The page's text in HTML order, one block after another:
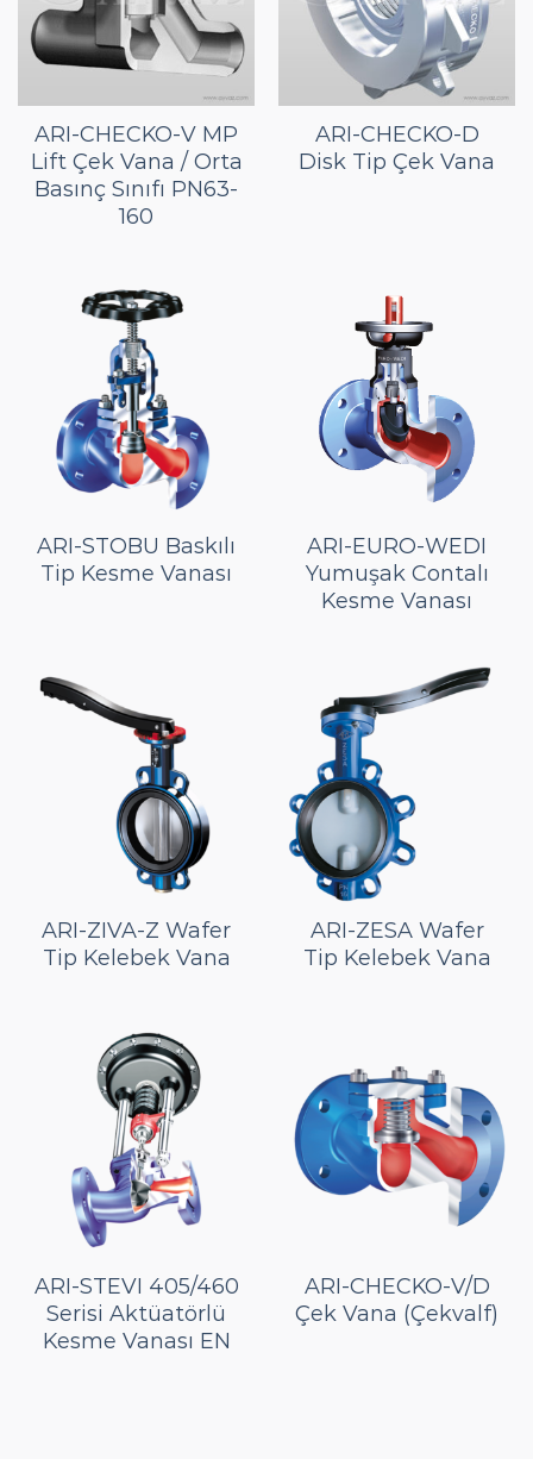
ARI-CHECKO-V MP
Lift Çek Vana / Orta
Basınç Sınıfı PN63-
160
ARI-CHECKO-D
Disk Tip Çek Vana
ARI-STOBU Baskılı
Tip Kesme Vanası
ARI-EURO-WEDI
Yumuşak Contalı
Kesme Vanası
ARI-ZIVA-Z Wafer
Tip Kelebek Vana
ARI-ZESA Wafer
Tip Kelebek Vana
ARI-STEVI 405/460
Serisi Aktüatörlü
Kesme Vanası EN
ARI-CHECKO-V/D
Çek Vana (Çekvalf)